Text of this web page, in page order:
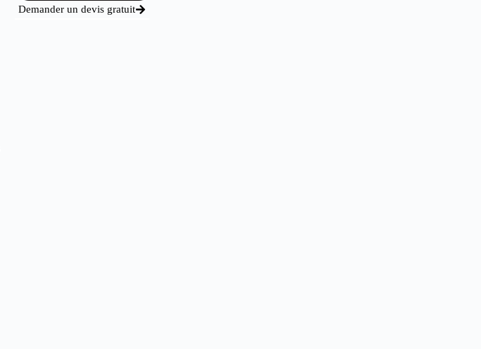
Demander un devis gratuit